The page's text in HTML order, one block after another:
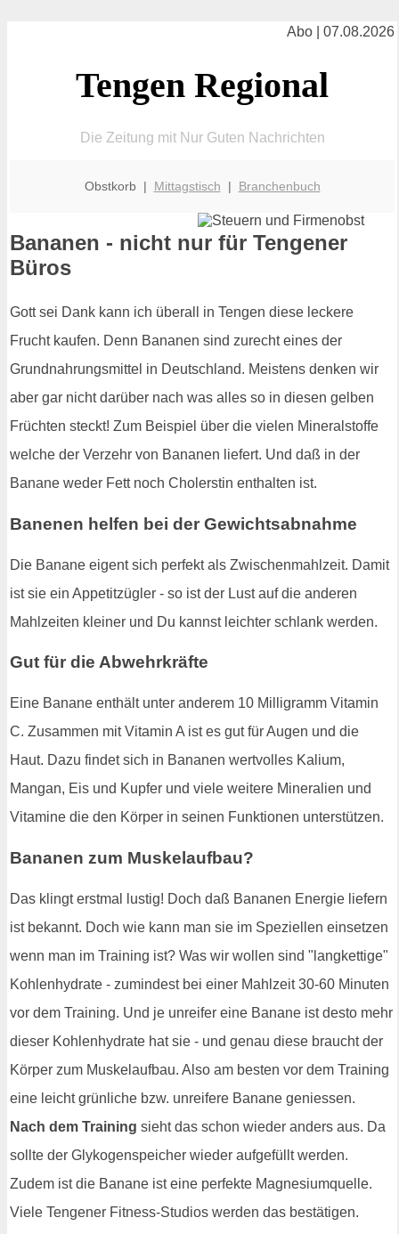
Abo | 07.08.2026
Tengen Regional
Die Zeitung mit Nur Guten Nachrichten
Obstkorb | Mittagstisch | Branchenbuch
Bananen - nicht nur für Tengener
Büros
Gott sei Dank kann ich überall in Tengen diese leckere
Frucht kaufen. Denn Bananen sind zurecht eines der
Grundnahrungsmittel in Deutschland. Meistens denken wir
aber gar nicht darüber nach was alles so in diesen gelben
Früchten steckt! Zum Beispiel über die vielen Mineralstoffe
welche der Verzehr von Bananen liefert. Und daß in der
Banane weder Fett noch Cholerstin enthalten ist.
Banenen helfen bei der Gewichtsabnahme
Die Banane eigent sich perfekt als Zwischenmahlzeit. Damit
ist sie ein Appetitzügler - so ist der Lust auf die anderen
Mahlzeiten kleiner und Du kannst leichter schlank werden.
Gut für die Abwehrkräfte
Eine Banane enthält unter anderem 10 Milligramm Vitamin
C. Zusammen mit Vitamin A ist es gut für Augen und die
Haut. Dazu findet sich in Bananen wertvolles Kalium,
Mangan, Eis und Kupfer und viele weitere Mineralien und
Vitamine die den Körper in seinen Funktionen unterstützen.
Bananen zum Muskelaufbau?
Das klingt erstmal lustig! Doch daß Bananen Energie liefern
ist bekannt. Doch wie kann man sie im Speziellen einsetzen
wenn man im Training ist? Was wir wollen sind "langkettige"
Kohlenhydrate - zumindest bei einer Mahlzeit 30-60 Minuten
vor dem Training. Und je unreifer eine Banane ist desto mehr
dieser Kohlenhydrate hat sie - und genau diese braucht der
Körper zum Muskelaufbau. Also am besten vor dem Training
eine leicht grünliche bzw. unreifere Banane geniessen.
Nach dem Training sieht das schon wieder anders aus. Da
sollte der Glykogenspeicher wieder aufgefüllt werden.
Zudem ist die Banane ist eine perfekte Magnesiumquelle.
Viele Tengener Fitness-Studios werden das bestätigen.